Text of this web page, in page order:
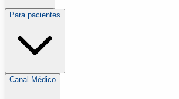
Para pacientes
Canal Médico